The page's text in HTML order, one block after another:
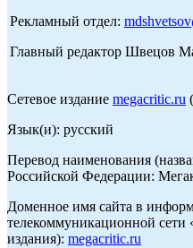
Рекламный отдел:
Главный редактор Швецов
Сетевое издание megacritic.ru
Язык(и): русский
Перевод наименования
Российской Федерации:
Доменное имя сайта в
телекоммуникационной сети
издания): megacritic.ru